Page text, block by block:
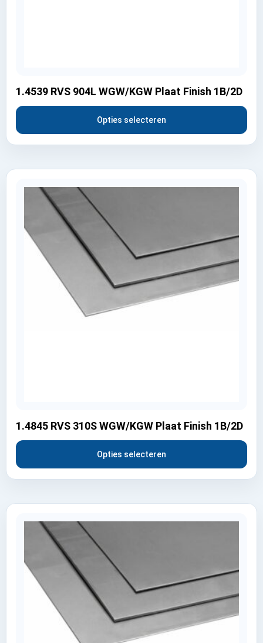
1.4539 RVS 904L WGW/KGW Plaat Finish 1B/2D
Opties selecteren
1.4845 RVS 310S WGW/KGW Plaat Finish 1B/2D
Opties selecteren